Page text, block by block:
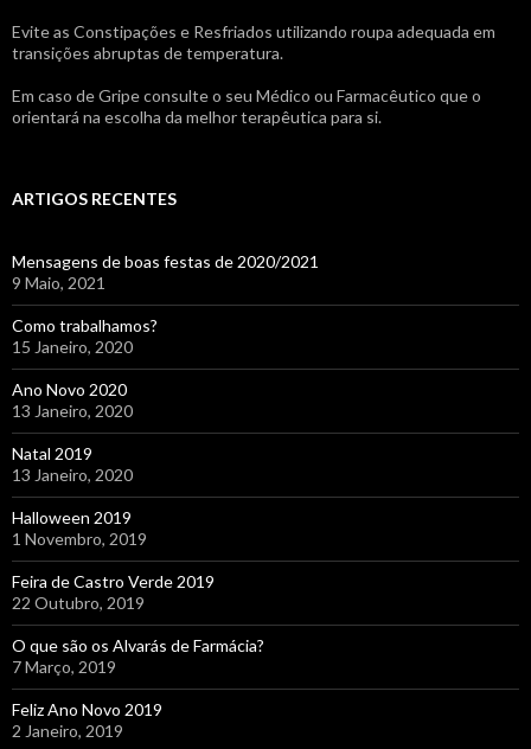
Evite as Constipações e Resfriados utilizando roupa adequada em
transições abruptas de temperatura.
Em caso de Gripe consulte o seu Médico ou Farmacêutico que o
orientará na escolha da melhor terapêutica para si.
ARTIGOS RECENTES
Mensagens de boas festas de 2020/2021
9 Maio, 2021
Como trabalhamos?
15 Janeiro, 2020
Ano Novo 2020
13 Janeiro, 2020
Natal 2019
13 Janeiro, 2020
Halloween 2019
1 Novembro, 2019
Feira de Castro Verde 2019
22 Outubro, 2019
O que são os Alvarás de Farmácia?
7 Março, 2019
Feliz Ano Novo 2019
2 Janeiro, 2019